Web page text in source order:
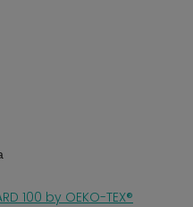
100 by OEKO-TEX®